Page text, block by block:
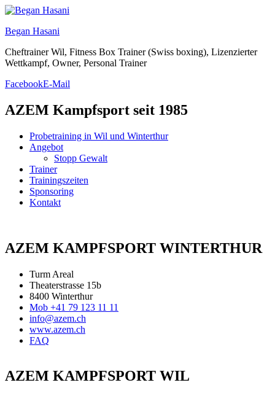
Began Hasani
Cheftrainer Wil, Fitness Box Trainer (Swiss boxing), Lizenzierter
Wettkampf, Owner, Personal Trainer
FacebookE-Mail
AZEM Kampfsport seit 1985
Probetraining in Wil und Winterthur
Angebot
Stopp Gewalt
Trainer
Trainingszeiten
Sponsoring
Kontakt
AZEM KAMPFSPORT WINTERTHUR
Turm Areal
Theaterstrasse 15b
8400 Winterthur
Mob +41 79 123 11 11
info@azem.ch
www.azem.ch
FAQ
AZEM KAMPFSPORT WIL